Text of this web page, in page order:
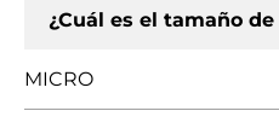
¿Cuál es el tamaño
MICRO